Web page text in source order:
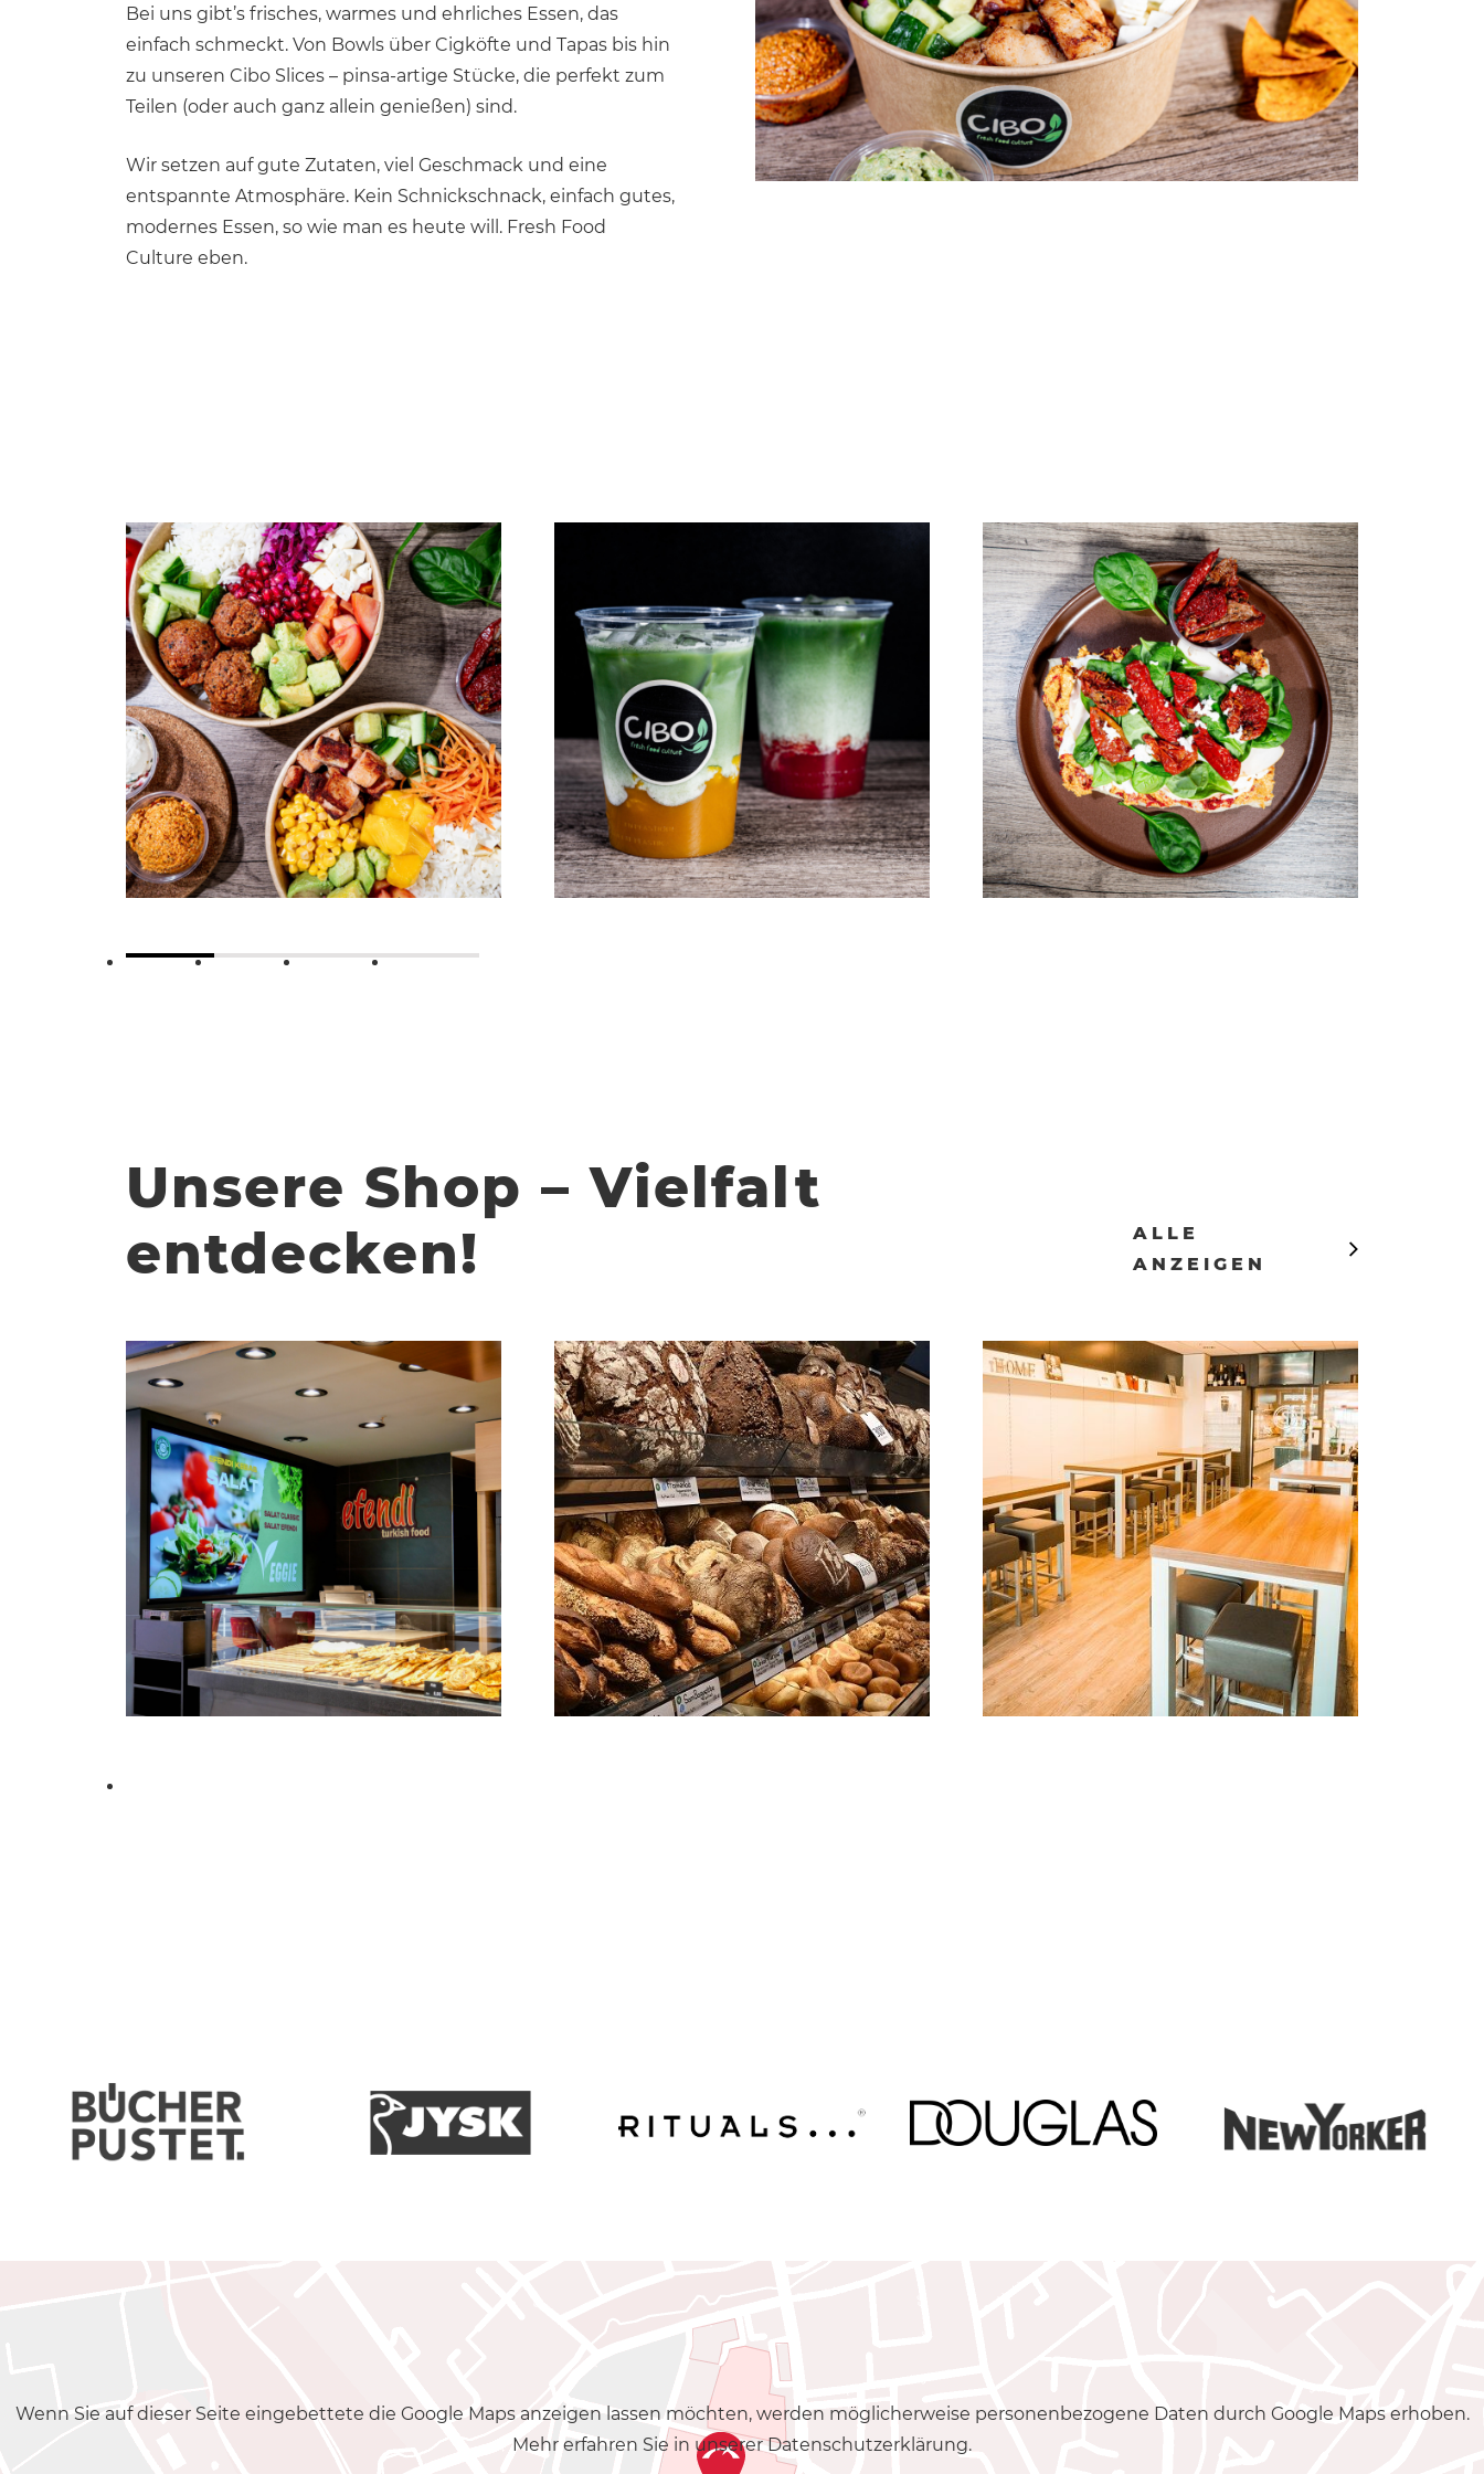
Bei uns gibt’s frisches, warmes und ehrliches Essen, das
einfach schmeckt. Von Bowls über Cigköfte und Tapas bis hin
zu unseren Cibo Slices – pinsa-artige Stücke, die perfekt zum
Teilen (oder auch ganz allein genießen) sind.
Wir setzen auf gute Zutaten, viel Geschmack und eine
entspannte Atmosphäre. Kein Schnickschnack, einfach gutes,
modernes Essen, so wie man es heute will. Fresh Food
Culture eben.
Unsere Shop – Vielfalt
entdecken!
ALLE
ANZEIGEN
EFENDI
Türkische Spezialitäten
https://www.bc-
ansbach.de/efendi-turkish-
food.html
BROTHAUS
Täglich frische Backwaren, wie
Brot, Brötchen, Kuchen, Torten
und Snacks
CAFEBAR
Kaffeegenuss pur!
Wenn Sie auf dieser Seite eingebettete die Google Maps anzeigen lassen möchten, werden möglicherweise personenbezogene Daten durch Google Maps erhoben.
Mehr erfahren Sie in unsererDatenschutzerklärung.